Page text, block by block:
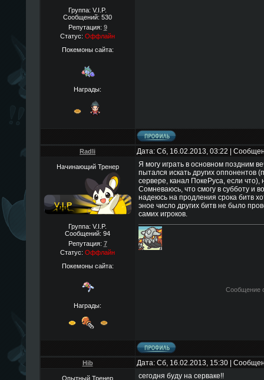
Группа: V.I.P.
Сообщений: 530
Репутация: 9
Статус: Оффлайн
Покемоны сайта:
Награды:
Radli Дата: Сб, 16.02.2013, 03:22 |
Начинающий Тренер
Группа: V.I.P.
Сообщений: 94
Репутация: 7
Статус: Оффлайн
Покемоны сайта:
Награды:
Я могу играть в основном поздним
пытался искать других оппонентов
сервере, канал ПокеРуса, если
Сомневаюсь, что смогу в субботу и
надеюсь на продления срока битв
эное число других битв не было
самих игроков.
Сообщение
Hib Дата: Сб, 16.02.2013, 15:30 |
Опытный Тренер сегодня буду на серваке!!